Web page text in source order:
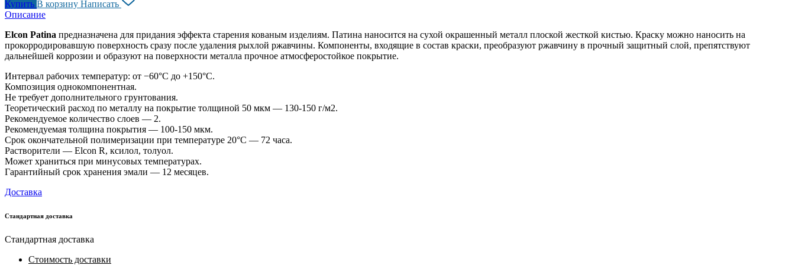
Купить В корзину Написать
Описание
Elcon Patina предназначена для придания эффекта старения кованым изделиям. Патина наносится на сухой окрашенный металл плоской жесткой кистью. Краску можно наносить на
прокорродировавшую поверхность сразу после удаления рыхлой ржавчины. Компоненты, входящие в состав краски, преобразуют ржавчину в прочный защитный слой, препятствуют
дальнейшей коррозии и образуют на поверхности металла прочное атмосферостойкое покрытие.
Интервал рабочих температур: от −60°С до +150°С.
Композиция однокомпонентная.
Не требует дополнительного грунтования.
Теоретический расход по металлу на покрытие толщиной 50 мкм — 130-150 г/м2.
Рекомендуемое количество слоев — 2.
Рекомендуемая толщина покрытия — 100-150 мкм.
Срок окончательной полимеризации при температуре 20°С — 72 часа.
Растворители — Elcon R, ксилол, толуол.
Может храниться при минусовых температурах.
Гарантийный срок хранения эмали — 12 месяцев.
Доставка
Стандартная доставка
Стандартная доставка
Стоимость доставки